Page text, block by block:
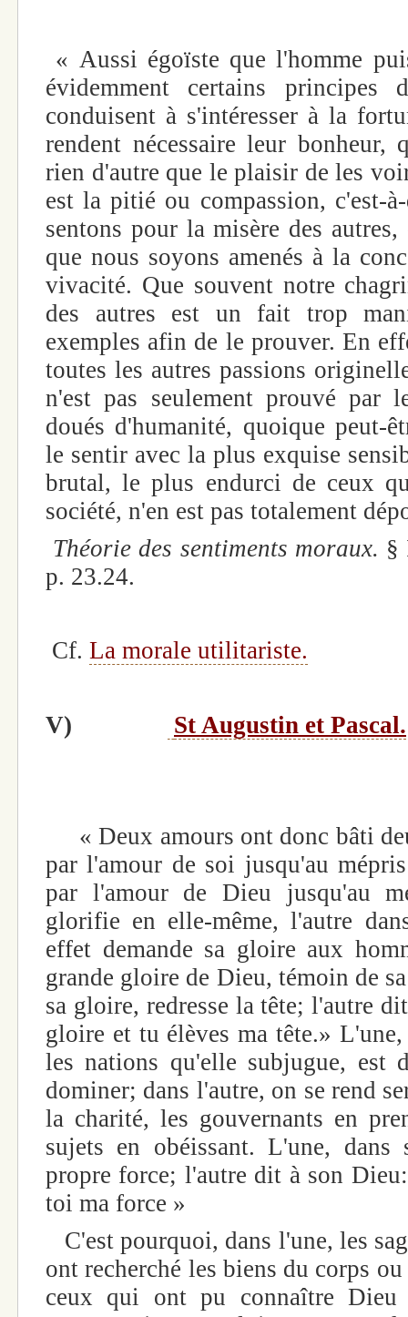
« Aussi égoïste que l'homme
évidemment certains
conduisent à s'intéresser à la
rendent nécessaire leur
rien d'autre que le plaisir de les
est la pitié ou compassion, c'est-
sentons pour la misère des
que nous soyons amenés à la
vivacité. Que souvent notre
des autres est un fait trop
exemples afin de le prouver. En
toutes les autres passions
n'est pas seulement prouvé par
doués d'humanité, quoique peut-
le sentir avec la plus exquise
brutal, le plus endurci de ceux
société, n'en est pas totalement
Théorie des sentiments moraux.
p. 23.24.
Cf. La morale utilitariste.
V) St Augustin et Pascal.
« Deux amours ont donc bâti
par l'amour de soi jusqu'au
par l'amour de Dieu jusqu'au
glorifie en elle-même, l'autre
effet demande sa gloire aux
grande gloire de Dieu, témoin de
sa gloire, redresse la tête; l'autre
gloire et tu élèves ma tête.»
les nations qu'elle subjugue, est
dominer; dans l'autre, on se rend
la charité, les gouvernants en
sujets en obéissant. L'une, dans
propre force; l'autre dit à son
toi ma force »
C'est pourquoi, dans l'une, les
ont recherché les biens du corps
ceux qui ont pu connaître